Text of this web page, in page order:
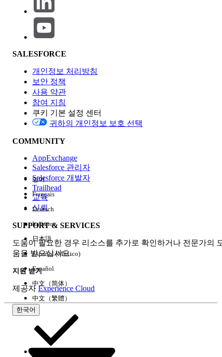
기능 영향
Edition
경험
SALESFORCE
개인정보 처리방침
보안 정책
사용 약관
참여 지침
쿠키 기본 설정 센터
귀하의 개인정보 보호 선택
COMMUNITY
AppExchange
Salesforce 관리자
Salesforce 개발자
Trailhead
교육
신뢰
SUPPORT & SERVICES
도움이 필요한 경우 리소스를 추가로 확인하거나 전문가의
움을 받으십시오.
지원 받기
제공자 Experience Cloud
한국어
영어
Français
Deutsch
Italiano
日本語
Español (México)
Español
中文（简体）
中文（繁體）